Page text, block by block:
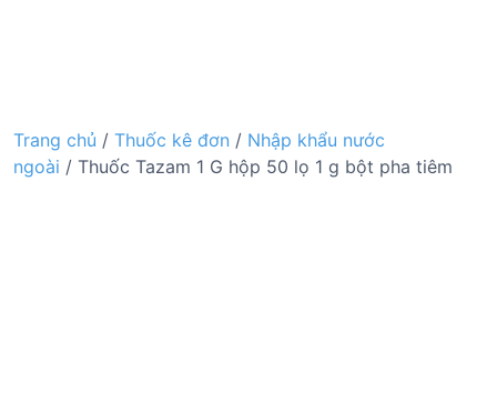
Trang chủ / Thuốc kê đơn / Nhập khẩu nước
ngoài / Thuốc Tazam 1 G hộp 50 lọ 1 g bột pha tiêm